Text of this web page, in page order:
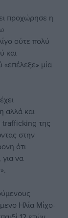
προχώρησε η
ούτε πολύ
και
μία
αλλά και
trafficking της
στην
ότι
για να
Ηλία Μίχο-